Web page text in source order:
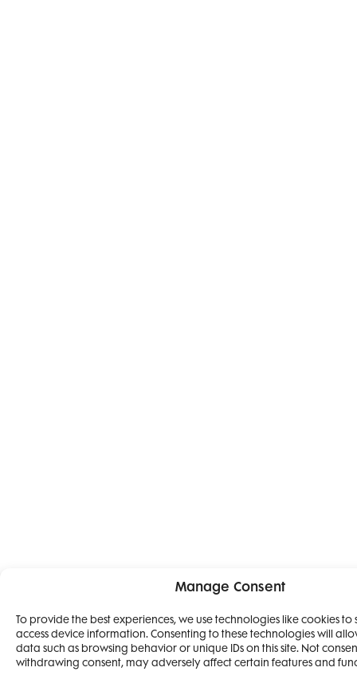
Manage Consent
To provide the best experiences, we use technologies like cookies
access device information. Consenting to these technologies will
data such as browsing behavior or unique IDs on this site. Not
withdrawing consent, may adversely affect certain features and
4 IZDANJA
ELLE